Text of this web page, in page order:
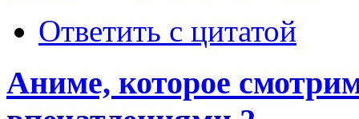
Ответить с цитатой
Аниме, которое